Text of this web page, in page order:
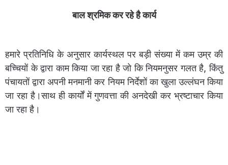
बाल श्रमिक कर रहे है कार्य
हमारे प्रतिनिधि के अनुसार कार्यस्थल पर बड़ी संख्या में कम उम्र की
बच्चियों के द्वारा काम किया जा रहा है जो कि नियमनुसर गलत है, किंतु
पंचायतों द्वारा अपनी मनमानी कर नियम निर्देशों का खुला उल्लंघन किया
जा रहा है।साथ ही कार्यों में गुणवत्ता की अनदेखी कर भ्रष्टाचार किया
जा रहा है।